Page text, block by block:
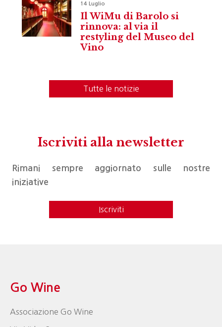
14 Luglio
Il WiMu di Barolo si
rinnova: al via il
restyling del Museo del
Vino
Tutte le notizie
Iscriviti alla newsletter
Rimani sempre aggiornato sulle nostre
iniziative
Iscriviti
Go Wine
Associazione Go Wine